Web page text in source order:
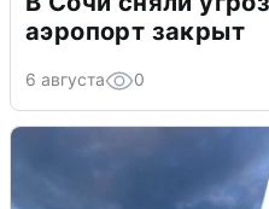
аэропорт закрыт
6 августа 0